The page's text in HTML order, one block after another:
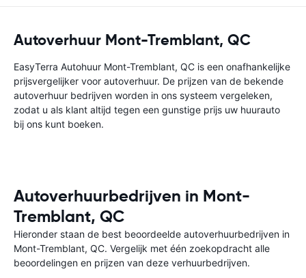
Autoverhuur Mont-Tremblant, QC
EasyTerra Autohuur Mont-Tremblant, QC is een onafhankelijke
prijsvergelijker voor autoverhuur. De prijzen van de bekende
autoverhuur bedrijven worden in ons systeem vergeleken,
zodat u als klant altijd tegen een gunstige prijs uw huurauto
bij ons kunt boeken.
Autoverhuurbedrijven in Mont-
Tremblant, QC
Hieronder staan de best beoordeelde autoverhuurbedrijven in
Mont-Tremblant, QC. Vergelijk met één zoekopdracht alle
beoordelingen en prijzen van deze verhuurbedrijven.